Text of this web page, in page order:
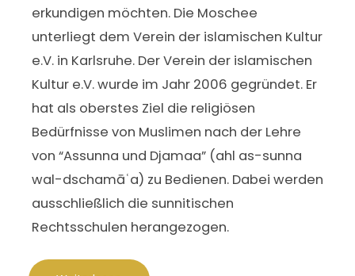
erkundigen möchten. Die Moschee
unterliegt dem Verein der islamischen Kultur
e.V. in Karlsruhe. Der Verein der islamischen
Kultur e.V. wurde im Jahr 2006 gegründet. Er
hat als oberstes Ziel die religiösen
Bedürfnisse von Muslimen nach der Lehre
von “Assunna und Djamaa” (ahl as-sunna
wal-dschamāʿa) zu Bedienen. Dabei werden
ausschließlich die sunnitischen
Rechtsschulen herangezogen.